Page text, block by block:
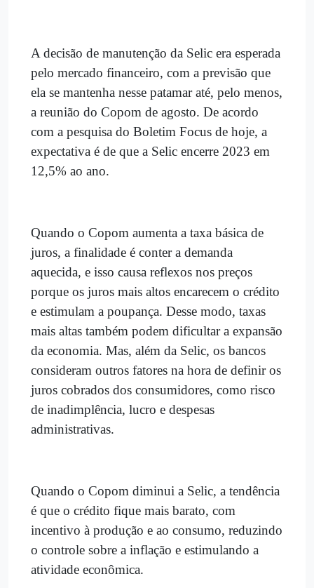
A decisão de manutenção da Selic era esperada
pelo mercado financeiro, com a previsão que
ela se mantenha nesse patamar até, pelo menos,
a reunião do Copom de agosto. De acordo
com a pesquisa do Boletim Focus de hoje, a
expectativa é de que a Selic encerre 2023 em
12,5% ao ano.
Quando o Copom aumenta a taxa básica de
juros, a finalidade é conter a demanda
aquecida, e isso causa reflexos nos preços
porque os juros mais altos encarecem o crédito
e estimulam a poupança. Desse modo, taxas
mais altas também podem dificultar a expansão
da economia. Mas, além da Selic, os bancos
consideram outros fatores na hora de definir os
juros cobrados dos consumidores, como risco
de inadimplência, lucro e despesas
administrativas.
Quando o Copom diminui a Selic, a tendência
é que o crédito fique mais barato, com
incentivo à produção e ao consumo, reduzindo
o controle sobre a inflação e estimulando a
atividade econômica.